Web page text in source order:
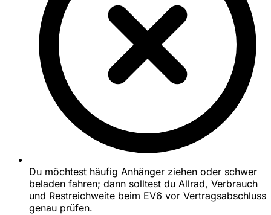
Du möchtest häufig Anhänger ziehen oder schwer
beladen fahren; dann solltest du Allrad, Verbrauch
und Restreichweite beim EV6 vor Vertragsabschluss
genau prüfen.